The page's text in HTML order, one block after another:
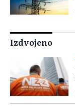
Izdvojeno